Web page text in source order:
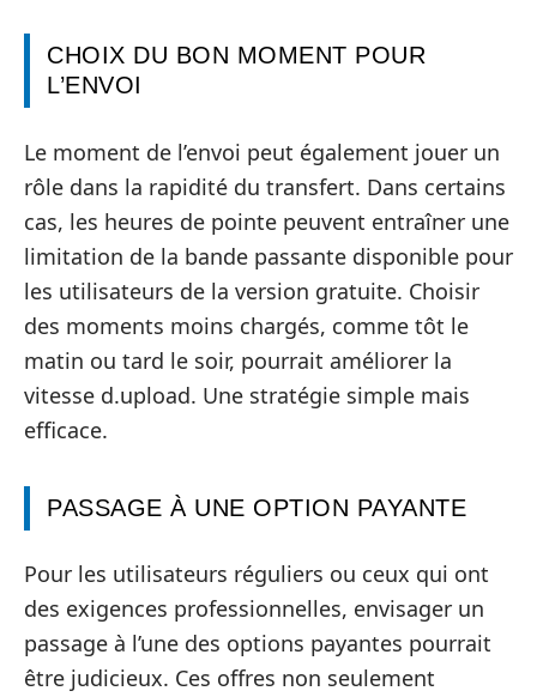
CHOIX DU BON MOMENT POUR
L’ENVOI
Le moment de l’envoi peut également jouer un
rôle dans la rapidité du transfert. Dans certains
cas, les heures de pointe peuvent entraîner une
limitation de la bande passante disponible pour
les utilisateurs de la version gratuite. Choisir
des moments moins chargés, comme tôt le
matin ou tard le soir, pourrait améliorer la
vitesse d.upload. Une stratégie simple mais
efficace.
PASSAGE À UNE OPTION PAYANTE
Pour les utilisateurs réguliers ou ceux qui ont
des exigences professionnelles, envisager un
passage à l’une des options payantes pourrait
être judicieux. Ces offres non seulement